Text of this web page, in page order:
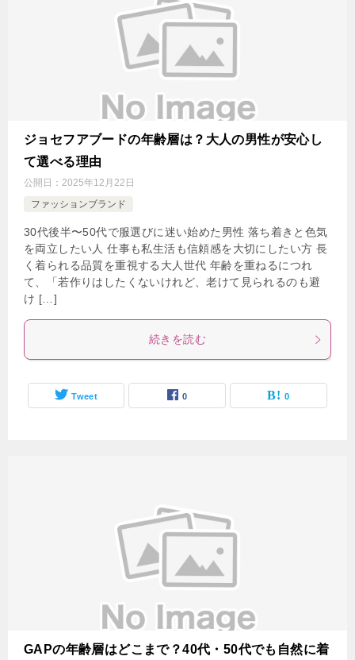
ジョセフアブードの年齢層は？大人の男性が安心し
て選べる理由
公開日： 2025年12月22日
ファッションブランド
30代後半〜50代で服選びに迷い始めた男性 落ち着きと色気
を両立したい人 仕事も私生活も信頼感を大切にしたい方 長
く着られる品質を重視する大人世代 年齢を重ねるにつれ
て、「若作りはしたくないけれど、老けて見られるのも避
け […]
続きを読む
Tweet 0 0
GAPの年齢層はどこまで？40代・50代でも自然に着